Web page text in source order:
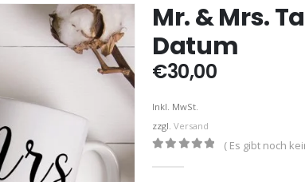
Mr. & Mrs.
Datum
€30,00
Inkl. MwSt.
zzgl. Versand
( Es gibt noch